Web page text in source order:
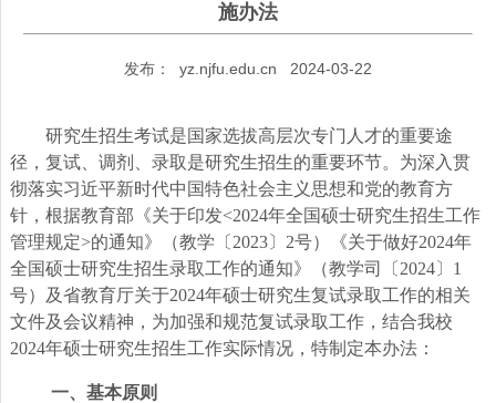
联系方式
施办法
发布： yz.njfu.edu.cn 2024-03-22
研究生招生考试是国家选拔高层次专门人才的重要途
径，复试、调剂、录取是研究生招生的重要环节。为深入贯
彻落实习近平新时代中国特色社会主义思想和党的教育方
针，根据教育部《关于印发<2024年全国硕士研究生招生工作
管理规定>的通知》（教学〔2023〕2号）《关于做好2024年
全国硕士研究生招生录取工作的通知》（教学司〔2024〕1
号）及省教育厅关于2024年硕士研究生复试录取工作的相关
文件及会议精神，为加强和规范复试录取工作，结合我校
2024年硕士研究生招生工作实际情况，特制定本办法：
一、基本原则